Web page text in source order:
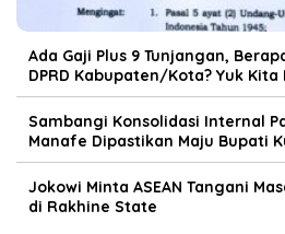
Ada Gaji Plus 9 Tunjangan,
DPRD Kabupaten/Kota? Yuk Kita
Sambangi Konsolidasi Internal
Manafe Dipastikan Maju Bupati
Jokowi Minta ASEAN Tangani
di Rakhine State